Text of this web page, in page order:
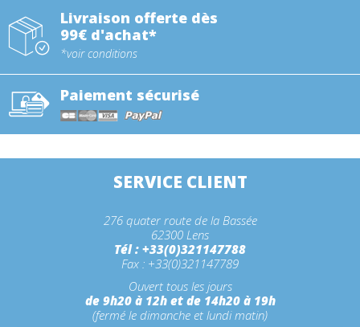
Livraison offerte dès
99€ d'achat*
*voir conditions
Paiement sécurisé
SERVICE CLIENT
276 quater route de la Bassée
62300 Lens
Tél : +33(0)321147788
Fax : +33(0)321147789
Ouvert tous les jours
de 9h20 à 12h et de 14h20 à 19h
(fermé le dimanche et lundi matin)